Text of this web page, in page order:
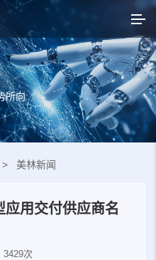
所向
> 美林新闻
用交付供应商名
3429次